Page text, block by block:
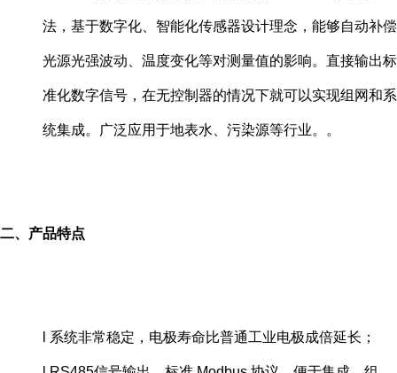
法，基于数字化、智能化传感器设计理念，能够自动补偿
光源光强波动、温度变化等对测量值的影响。直接输出标
准化数字信号，在无控制器的情况下就可以实现组网和系
统集成。广泛应用于地表水、污染源等行业。 。
二、产品特点
系统非常稳定，电极寿命比普通工业电极成倍延长 ；